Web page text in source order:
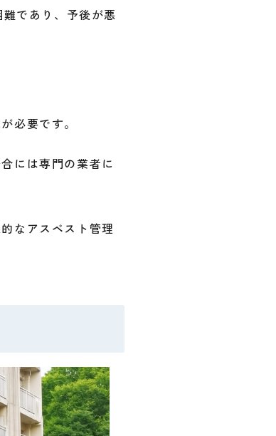
であり、予後が悪
必要です。
には専門の業者に
なアスベスト管理